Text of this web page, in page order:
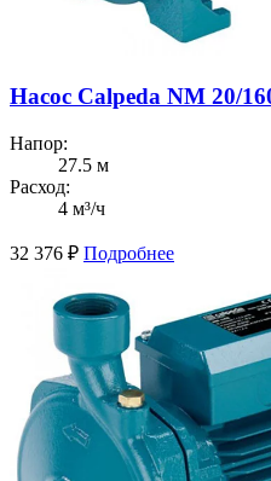
Насос Calpeda NM 20/
Напор:
27.5 м
Расход:
4 м³/ч
32 376 ₽ Подробнее